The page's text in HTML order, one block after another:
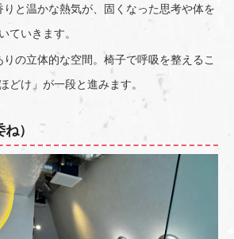
りと温かな熱気が、固くなった思考や体を
ていきます。
りの立体的な空間。椅子で呼吸を整えるこ
どけ」が一段と進みます。
）